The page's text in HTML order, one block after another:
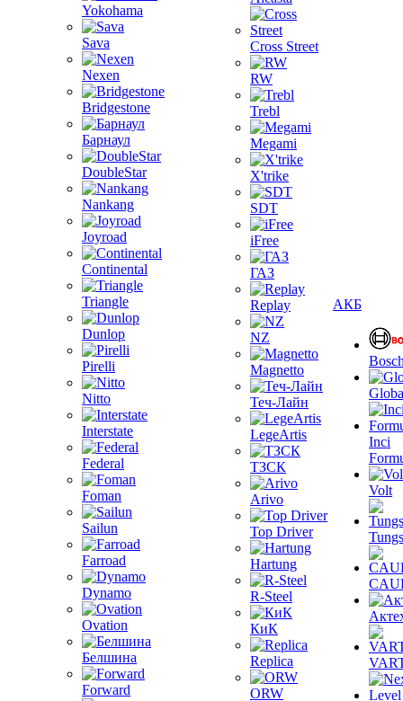
Yokohama
Sava
Nexen
Bridgestone
Барнаул
DoubleStar
Nankang
Joyroad
Continental
Triangle
Dunlop
Pirelli
Nitto
Interstate
Federal
Foman
Sailun
Farroad
Dynamo
Ovation
Белшина
Forward
Cross Street
RW
Trebl
Megami
X'trike
SDT
iFree
ГАЗ
Replay
NZ
Magnetto
Теч-Лайн
LegeArtis
ТЗСК
Arivo
Top Driver
Hartung
R-Steel
КиК
Replica
ORW
АКБ
Inci
Volt